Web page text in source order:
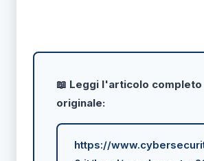
📖 Leggi l'articolo completo
originale:
https://